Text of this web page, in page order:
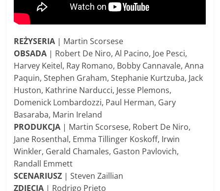
REŻYSERIA | Martin Scorsese
OBSADA | Robert De Niro, Al Pacino, Joe Pesci,
Harvey Keitel, Ray Romano, Bobby Cannavale, Anna
Paquin, Stephen Graham, Stephanie Kurtzuba, Jack
Huston, Kathrine Narducci, Jesse Plemons,
Domenick Lombardozzi, Paul Herman, Gary
Basaraba, Marin Ireland
PRODUKCJA | Martin Scorsese, Robert De Niro,
Jane Rosenthal, Emma Tillinger Koskoff, Irwin
Winkler, Gerald Chamales, Gaston Pavlovich,
Randall Emmett
SCENARIUSZ | Steven Zaillian
ZDJĘCIA | Rodrigo Prieto